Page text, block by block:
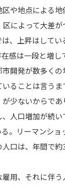
や地点による
によって大差
、上昇はしてい
感は一段と増
開発が数多く
ることは言うま
少ないからで
人口増加が続
。リーマンシ
口は、年間で
用、それに伴